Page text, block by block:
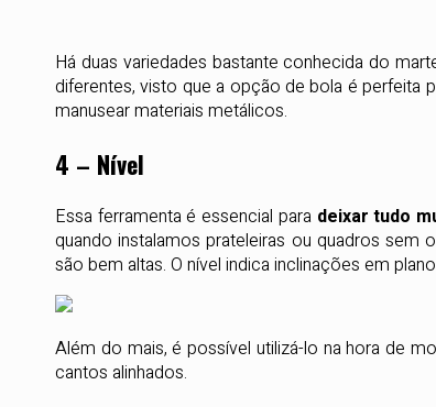
Há duas variedades bastante conhecida do
diferentes, visto que a opção de bola é perfeita
manusear materiais metálicos.
4 – Nível
Essa ferramenta é essencial para deixar tudo
quando instalamos prateleiras ou quadros
são bem altas. O nível indica inclinações em
Além do mais, é possível utilizá-lo na hora de
cantos alinhados.